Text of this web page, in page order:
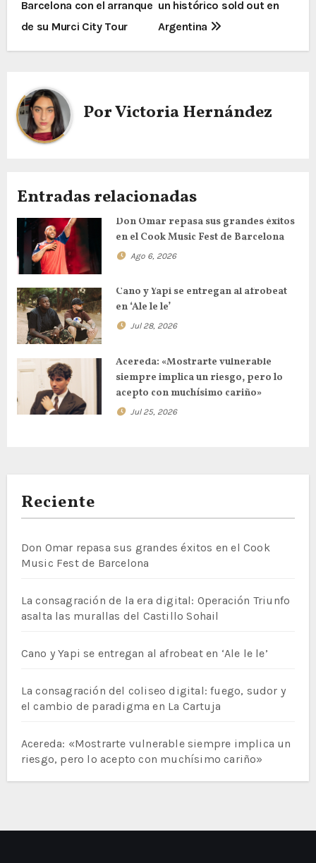
Barcelona con el arranque
de su Murci City Tour
un histórico sold out en
Argentina
PorVictoria Hernández
Entradas relacionadas
Don Omar repasa sus grandes éxitos
en el Cook Music Fest de Barcelona
Ago 6, 2026
Cano y Yapi se entregan al afrobeat
en ‘Ale le le’
Jul 28, 2026
Acereda: «Mostrarte vulnerable
siempre implica un riesgo, pero lo
acepto con muchísimo cariño»
Jul 25, 2026
Reciente
Don Omar repasa sus grandes éxitos en el Cook
Music Fest de Barcelona
La consagración de la era digital: Operación Triunfo
asalta las murallas del Castillo Sohail
Cano y Yapi se entregan al afrobeat en ‘Ale le le’
La consagración del coliseo digital: fuego, sudor y
el cambio de paradigma en La Cartuja
Acereda: «Mostrarte vulnerable siempre implica un
riesgo, pero lo acepto con muchísimo cariño»